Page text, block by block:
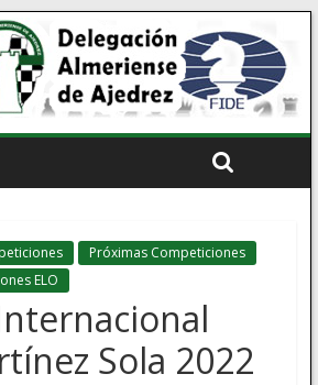
Próximas Competiciones
ELO
Sola 2022